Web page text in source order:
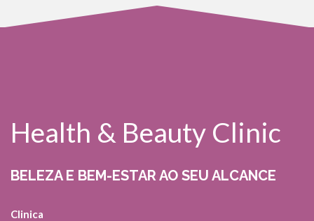
Health & Beauty Clinic
BELEZA E BEM-ESTAR AO SEU ALCANCE
Clinica